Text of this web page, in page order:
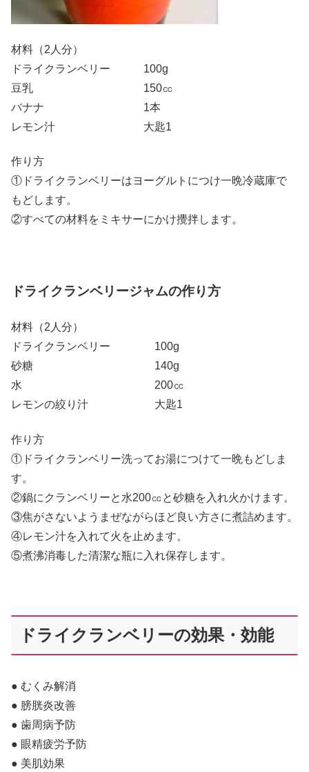
材料（2人分）
ドライクランベリー 100g
豆乳 150㏄
バナナ 1本
レモン汁 大匙1
作り方
①ドライクランベリーはヨーグルトにつけ一晩冷蔵庫で
もどします。
②すべての材料をミキサーにかけ攪拌します。
ドライクランベリージャムの作り方
材料（2人分）
ドライクランベリー 100g
砂糖 140g
水 200㏄
レモンの絞り汁 大匙1
作り方
①ドライクランベリー洗ってお湯につけて一晩もどしま
す。
②鍋にクランベリーと水200㏄と砂糖を入れ火かけます。
③焦がさないようまぜながらほど良い方さに煮詰めます。
④レモン汁を入れて火を止めます。
⑤煮沸消毒した清潔な瓶に入れ保存します。
ドライクランベリーの効果・効能
● むくみ解消
● 膀胱炎改善
● 歯周病予防
● 眼精疲労予防
● 美肌効果